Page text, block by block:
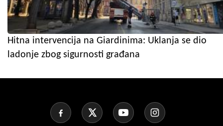
Hitna intervencija na Giardinima: Uklanja se dio
ladonje zbog sigurnosti građana